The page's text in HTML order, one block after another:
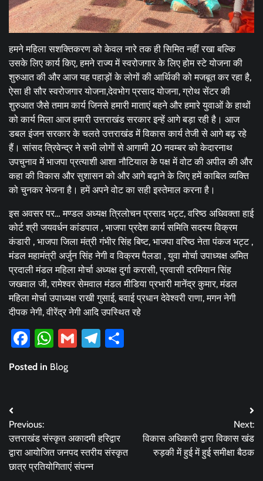
हमने महिला सशक्तिकरण को केवल नारे तक ही सिमित नहीं रखा बल्कि
उसके लिए कार्य किए, हमने राज्य में स्वरोजगार के लिए होम स्टे योजना की
शुरुआत की और आज यह पहाड़ों के लोगों की आर्थिकी को मजबूत कर रहा है,
ऐसा ही सौर स्वरोजगार योजना,देवभोग प्रसाद योजना, ग्रोथ सेंटर की
शुरुआत जैसे तमाम कार्य जिनसे हमारी माताएं बहने और हमारे युवाओं के हाथों
को कार्य मिला आज हमारी उत्तराखंड सरकार इन्हें आगे बड़ा रही है। आज
डबल इंजन सरकार के चलते उत्तराखंड में विकास कार्य तेजी से आगे बढ़ रहे
हैं। सांसद त्रिवेन्द्र ने सभी लोगों से आगामी 20 नवम्बर को केदारनाथ
उपचुनाव में भाजपा प्रत्याशी आशा नौटियाल के पक्ष में वोट की अपील की और
कहा की विकास और सुशासन को और आगे बढ़ाने के लिए हमें काबिल व्यक्ति
को चुनकर भेजना है। हमें अपने वोट का सही इस्तेमाल करना है।
इस अवसर पर… मण्डल अध्यक्ष त्रिलोचन प्रसाद भट्ट, वरिष्ठ अधिवक्ता हाई
कोर्ट श्री जयवर्धन कांडपाल , भाजपा प्रदेश कार्य समिति सदस्य विक्रम
कंडारी , भाजपा जिला मंत्री गंभीर सिंह बिष्ट, भाजपा वरिष्ठ नेता पंकज भट्ट ,
मंडल महामंत्री अर्जुन सिंह नेगी व विक्रम पैलडा , युवा मोर्चा उपाध्यक्ष अमित
प्रदाली मंडल महिला मोर्चा अध्यक्ष दुर्गा करासी, प्रवासी दरमियान सिंह
जखवाल जी, रामेश्वर सेमवाल मंडल मीडिया प्रभारी मानेंद्र कुमार, मंडल
महिला मोर्चा उपाध्यक्ष राखी गुसाई, बवाई प्रधान देवेश्वरी राणा, मगन नेगी
दीपक नेगी, वीरेंद्र नेगी आदि उपस्थित रहे
Facebook
WhatsApp
GmailTelegram
Posted in Blog
Post
navigation
Previous:
उत्तराखंड संस्कृत अकादमी हरिद्वार
द्वारा आयोजित जनपद स्तरीय संस्कृत
छात्र प्रतियोगिताएं संपन्न
Next:
विकास अधिकारी द्वारा विकास खंड
रुड़की में हुई में हुई समीक्षा बैठक